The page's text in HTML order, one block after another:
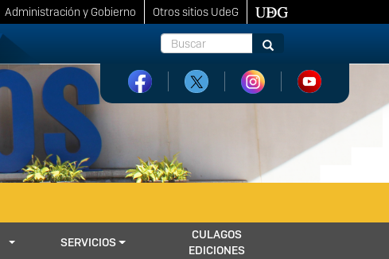
Administración y Gobierno
Otros sitios UdeG
Buscar
Buscar
SERVICIOS
CULAGOS
EDICIONES